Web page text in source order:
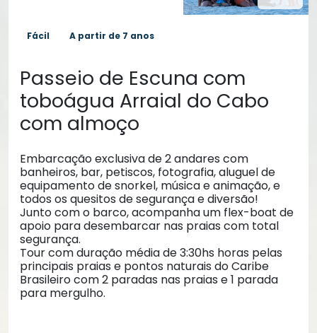
Fácil A partir de 7 anos
Passeio de Escuna com
toboágua Arraial do Cabo
com almoço
Embarcação exclusiva de 2 andares com
banheiros, bar, petiscos, fotografia, aluguel de
equipamento de snorkel, música e animação, e
todos os quesitos de segurança e diversão!
Junto com o barco, acompanha um flex-boat de
apoio para desembarcar nas praias com total
segurança.
Tour com duração média de 3:30hs horas pelas
principais praias e pontos naturais do Caribe
Brasileiro com 2 paradas nas praias e 1 parada
para mergulho.